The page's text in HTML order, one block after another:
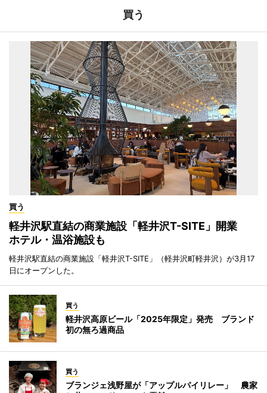
買う
買う
軽井沢駅直結の商業施設「軽井沢T-SITE」開業
ホテル・温浴施設も
軽井沢駅直結の商業施設「軽井沢T-SITE」（軽井沢町軽井沢）が3月17
日にオープンした。
買う
軽井沢高原ビール「2025年限定」発売 ブランド
初の無ろ過商品
買う
ブランジェ浅野屋が「アップルパイリレー」 農家